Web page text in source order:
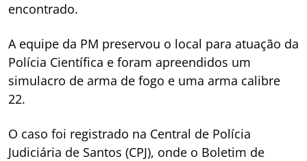
encontrado.
A equipe da PM preservou o local para atuação da
Polícia Científica e foram apreendidos um
simulacro de arma de fogo e uma arma calibre
22.
O caso foi registrado na Central de Polícia
Judiciária de Santos (CPJ), onde o Boletim de